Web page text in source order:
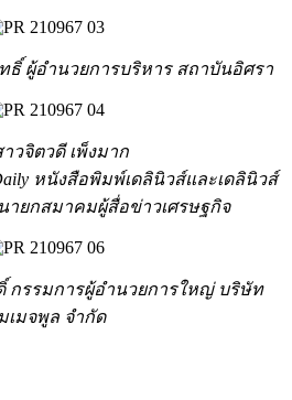
ธิ์ ผู้อำนวยการบริหาร สถาบันอิศรา
าวจิตวดี เพ็งมาก
หนังสือพิมพ์เดลินิวส์และเดลินิวส์
ายกสมาคมผู้สื่อข่าวเศรษฐกิจ
กรรมการผู้อำนวยการใหญ่ บริษัท
เมจพูล จำกัด